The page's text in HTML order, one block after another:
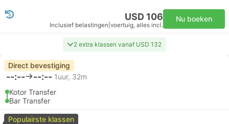
USD 106
Inclusief belastingen voertuig, alles incl.
Nu boeken
2 extra klassen vanaf USD 132
Direct bevestiging
--:-- --:-- 1uur, 32m
Kotor Transfer
Bar Transfer
Populairste klassen